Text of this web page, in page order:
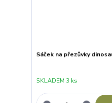
Sáček na přezůvky
SKLADEM 3 ks